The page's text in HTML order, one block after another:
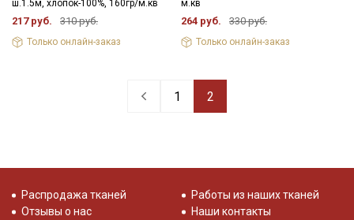
ш.1.5м, хлопок-100%, 160гр/м.кв
217 руб. 310 руб.
Только онлайн-заказ
м.кв
264 руб. 330 руб.
Только онлайн-заказ
1 2
Распродажа тканей
Отзывы о нас
Работы из наших тканей
Наши контакты